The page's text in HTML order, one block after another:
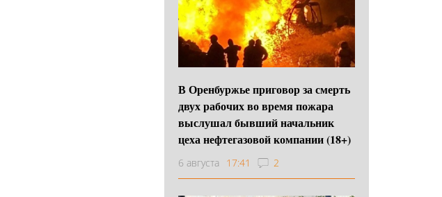
В Оренбуржье приговор за смерть
двух рабочих во время пожара
выслушал бывший начальник
цеха нефтегазовой компании (18+)
6 августа 17:41 2